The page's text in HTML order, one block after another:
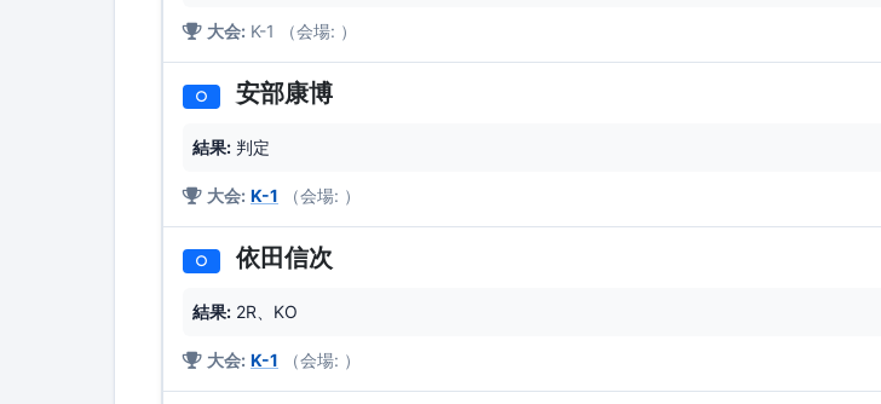
大会: K-1 （会場: ）
○ 安部康博
結果: 判定
大会: K-1 （会場: ）
○ 依田信次
結果: 2R、KO
大会: K-1 （会場: ）